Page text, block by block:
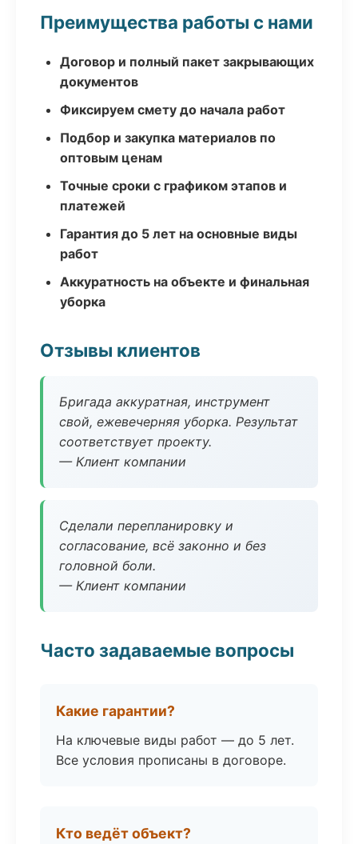
Преимущества работы с нами
Договор и полный пакет закрывающих
документов
Фиксируем смету до начала работ
Подбор и закупка материалов по
оптовым ценам
Точные сроки с графиком этапов и
платежей
Гарантия до 5 лет на основные виды
работ
Аккуратность на объекте и финальная
уборка
Отзывы клиентов
Бригада аккуратная, инструмент
свой, ежевечерняя уборка. Результат
соответствует проекту.
— Клиент компании
Сделали перепланировку и
согласование, всё законно и без
головной боли.
— Клиент компании
Часто задаваемые вопросы
Какие гарантии?
На ключевые виды работ — до 5 лет.
Все условия прописаны в договоре.
Кто ведёт объект?